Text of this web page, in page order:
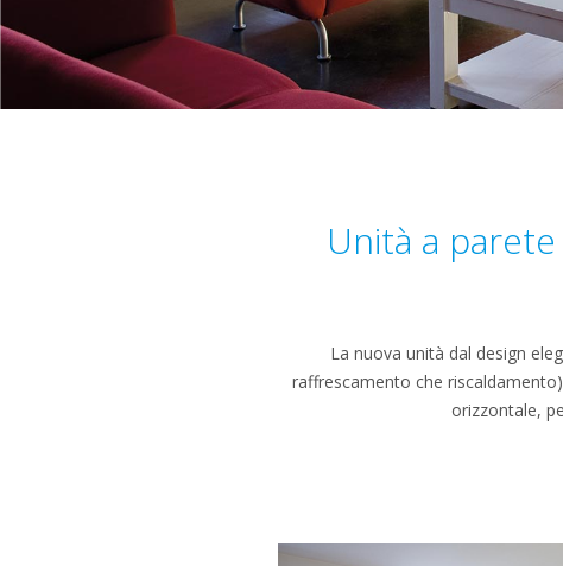
Unità a
La nuova unità dal design
raffrescamento che
orizzontale,